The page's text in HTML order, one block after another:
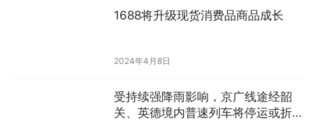
1688将升级现货消费品商品成长
2024年4月8日
受持续强降雨影响，京广线途经韶
关、英德境内普速列车将停运或折